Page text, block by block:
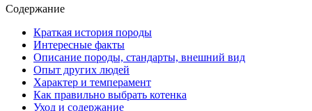
Содержание
Краткая история породы
Интересные факты
Описание породы, стандарты, внешний вид
Опыт других людей
Характер и темперамент
Как правильно выбрать котенка
Уход и содержание